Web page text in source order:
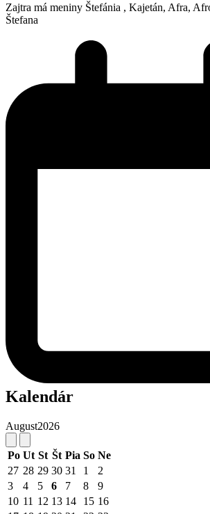
Zajtra má meniny Štefánia , Kajetán, Afra,
Štefana
Kalendár
August2026
Po Ut St Št Pia So Ne
27 28 29 30 31 1
2
3
4 5 6 7 8
9
10 11 12 13 14 15 16